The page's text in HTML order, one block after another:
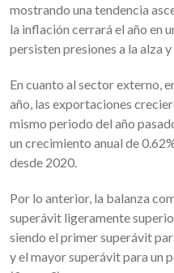
mostrando una tendencia
la inflación cerrará el año en
persisten presiones a la alza
En cuanto al sector externo,
año, las exportaciones
mismo periodo del año
un crecimiento anual de
desde 2020.
Por lo anterior, la balanza
superávit ligeramente
siendo el primer superávit
y el mayor superávit para un